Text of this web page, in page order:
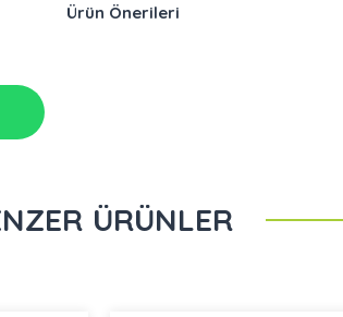
Ürün Önerileri
ÜRÜNLER